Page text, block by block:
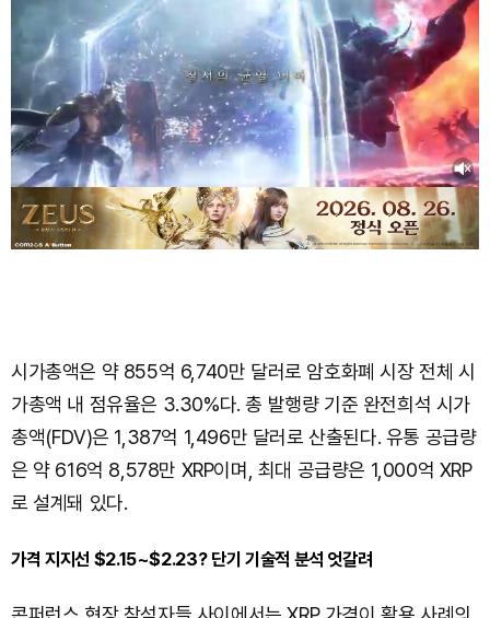
시가총액은 약 855억 6,740만 달러로 암호화폐 시장 전체 시
가총액 내 점유율은 3.30%다. 총 발행량 기준 완전희석 시가
총액(FDV)은 1,387억 1,496만 달러로 산출된다. 유통 공급량
은 약 616억 8,578만 XRP이며, 최대 공급량은 1,000억 XRP
로 설계돼 있다.
가격 지지선 $2.15~$2.23? 단기 기술적 분석 엇갈려